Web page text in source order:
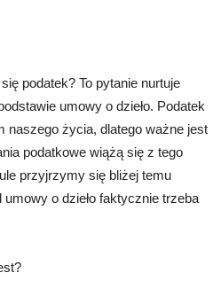
podatek? To pytanie nurtuje
umowy o dzieło. Podatek
naszego życia, dlatego ważne jest
podatkowe wiążą się z tego
przyjrzymy się bliżej temu
o dzieło faktycznie trzeba